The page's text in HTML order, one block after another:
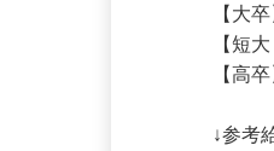
月給
（月
【大
【高